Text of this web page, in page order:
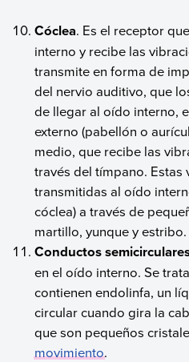
Cóclea. Es el receptor
interno y recibe las
transmite en forma de
del nervio auditivo, que
de llegar al oído interno,
externo (pabellón o
medio, que recibe las
través del tímpano. Estas
transmitidas al oído
cóclea) a través de
martillo, yunque y estribo.
Conductos
en el oído interno. Se
contienen endolinfa, un
circular cuando gira la
que son pequeños
movimiento.